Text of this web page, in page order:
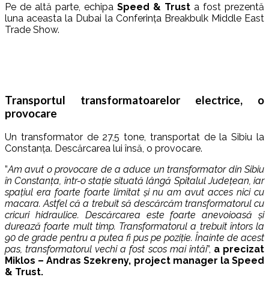
Pe de altă parte, echipa Speed & Trust a fost prezentă
luna aceasta la Dubai la Conferința Breakbulk Middle East
Trade Show.
Transportul transformatoarelor electrice, o
provocare
Un transformator de 27,5 tone, transportat de la Sibiu la
Constanța. Descărcarea lui însă, o provocare.
”Am avut o provocare de a aduce un transformator din Sibiu
în Constanța, într-o stație situată lângă Spitalul Județean, iar
spațiul era foarte foarte limitat și nu am avut acces nici cu
macara. Astfel că a trebuit să descărcăm transformatorul cu
cricuri hidraulice. Descărcarea este foarte anevoioasă și
durează foarte mult timp. Transformatorul a trebuit întors la
90 de grade pentru a putea fi pus pe poziție. Înainte de acest
pas, transformatorul vechi a fost scos mai întâi”, a precizat
Miklos – Andras Szekreny, project manager la Speed
& Trust.